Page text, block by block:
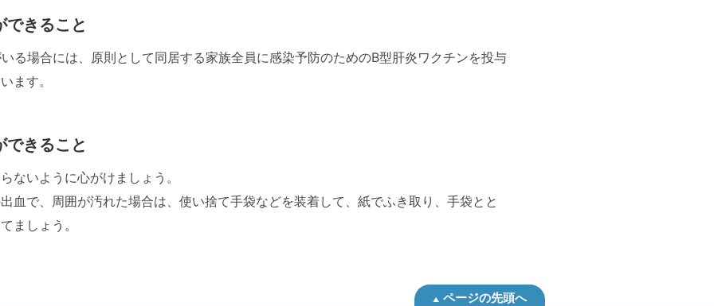
できること
る場合には、原則として同居する家族全員に感染予防のためのB型肝炎ワクチンを投与
ます。
できること
ないように心がけましょう。
血で、周囲が汚れた場合は、使い捨て手袋などを装着して、紙でふき取り、手袋とと
ましょう。
ページの先頭へ